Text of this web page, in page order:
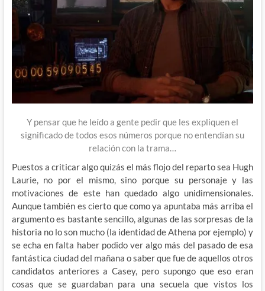
Y pensar que he leído a gente pedir que les expliquen el
significado de todos esos números porque no entendían su
relación con la trama…
Puestos a criticar algo quizás el más flojo del reparto sea Hugh
Laurie, no por el mismo, sino porque su personaje y las
motivaciones de este han quedado algo unidimensionales.
Aunque también es cierto que como ya apuntaba más arriba el
argumento es bastante sencillo, algunas de las sorpresas de la
historia no lo son mucho (la identidad de Athena por ejemplo) y
se echa en falta haber podido ver algo más del pasado de esa
fantástica ciudad del mañana o saber que fue de aquellos otros
candidatos anteriores a Casey, pero supongo que eso eran
cosas que se guardaban para una secuela que vistos los